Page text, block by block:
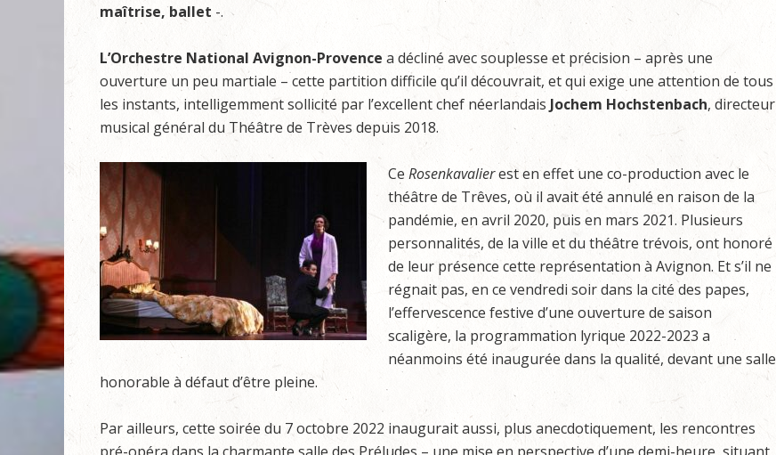
maîtrise, ballet -.
L’Orchestre National Avignon-Provence a décliné avec souplesse et précision – après une
ouverture un peu martiale – cette partition difficile qu’il découvrait, et qui exige une attention de tous
les instants, intelligemment sollicité par l’excellent chef néerlandais Jochem Hochstenbach, directeur
musical général du Théâtre de Trèves depuis 2018.
Ce Rosenkavalierest en effet une co-production avec le
théâtre de Trêves, où il avait été annulé en raison de la
pandémie, en avril 2020, puis en mars 2021. Plusieurs
personnalités, de la ville et du théâtre trévois, ont honoré
de leur présence cette représentation à Avignon. Et s’il ne
régnait pas, en ce vendredi soir dans la cité des papes,
l’effervescence festive d’une ouverture de saison
scaligère, la programmation lyrique 2022-2023 a
néanmoins été inaugurée dans la qualité, devant une salle
honorable à défaut d’être pleine.
Par ailleurs, cette soirée du 7 octobre 2022 inaugurait aussi, plus anecdotiquement, les rencontres